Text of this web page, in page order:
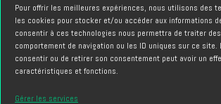
Pour offrir les meilleures expériences, nous utilisons des
les cookies pour stocker et/ou accéder aux informations
consentir à ces technologies nous permettra de traiter
comportement de navigation ou les ID uniques sur ce site.
consentir ou de retirer son consentement peut avoir un
caractéristiques et fonctions.
Gérer les services
Les plateformes de diffusion fournissent des
analytiques détaillées permettant d'évaluer la
Taux de visionnage complet: proportion de
regardant l'intégralité
Engagement